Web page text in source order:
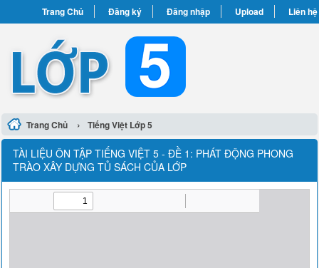
Trang Chủ Đăng ký Đăng nhập Upload Liên hệ
Trang Chủ › Tiếng Việt Lớp 5
TÀI LIỆU ÔN TẬP TIẾNG VIỆT 5 - ĐỀ 1: PHÁT ĐỘNG PHONG
TRÀO XÂY DỰNG TỦ SÁCH CỦA LỚP